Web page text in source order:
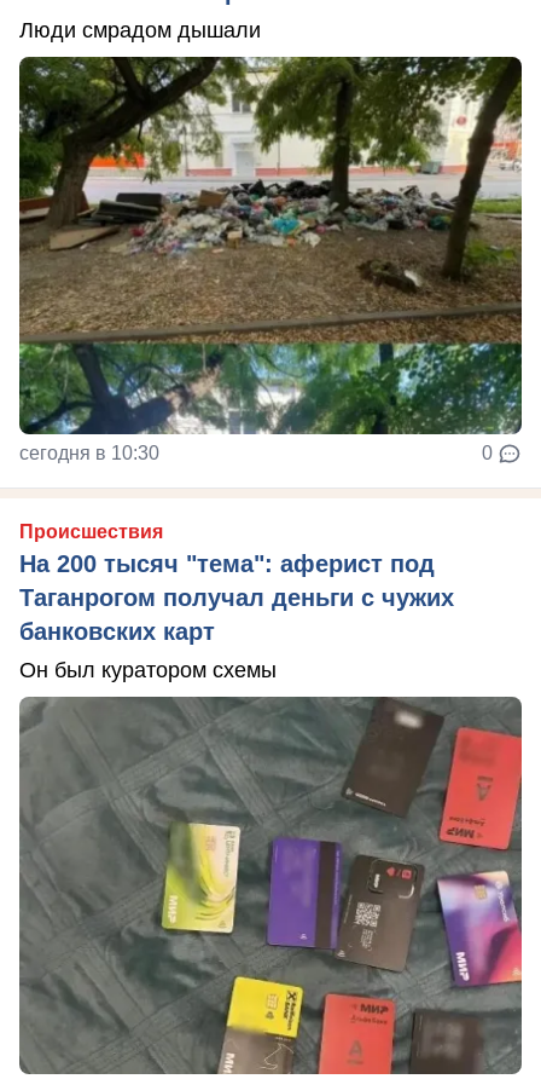
Люди смрадом дышали
сегодня в 10:30 0
Происшествия
На 200 тысяч "тема": аферист под
Таганрогом получал деньги с чужих
банковских карт
Он был куратором схемы